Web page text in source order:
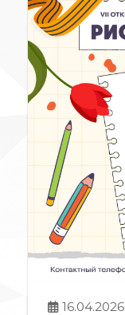
16.04.2026